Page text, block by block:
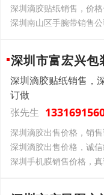
深圳滴胶贴纸销售，价
深圳南山区手腕带销售
深圳市富宏兴包
深圳滴胶贴纸销售，
订做
张先生
深圳滴胶出售价格，销
深圳滴胶出售价格，诚
深圳手机膜销售价格，